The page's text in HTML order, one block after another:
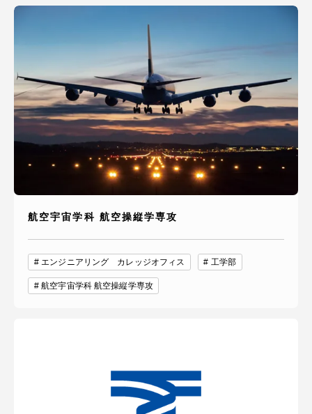
航空宇宙学科 航空操縦学専攻
エンジニアリング カレッジオフィス 工学部
航空宇宙学科 航空操縦学専攻